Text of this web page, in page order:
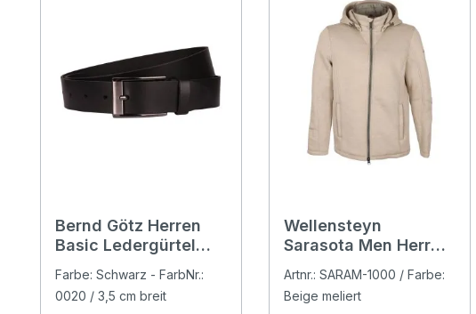
Bernd Götz Herren
Basic Ledergürtel
Farbe: Schwarz - FarbNr.:
0020 / 3,5 cm breit
Wellensteyn
Sarasota Men Herren
cashmeremelange/m
oonstone
Artnr.: SARAM-1000 / Farbe:
Beige meliert